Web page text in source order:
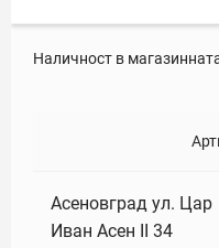
Наличност в
Асеновград ул. Цар
Иван Асен II 34